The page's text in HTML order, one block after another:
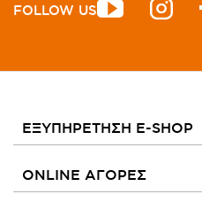
FOLLOW US
ΕΞΥΠΗΡΕΤΗΣΗ E-SHOP
ONLINE ΑΓΟΡΕΣ